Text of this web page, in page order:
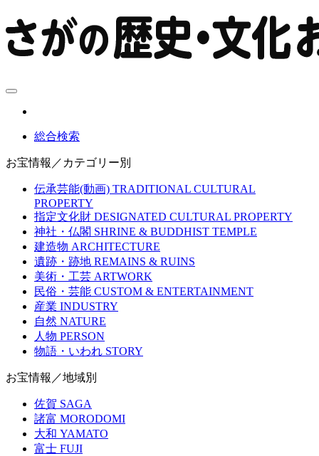
総合検索
お宝情報／カテゴリー別
伝承芸能(動画) TRADITIONAL CULTURAL
PROPERTY
指定文化財 DESIGNATED CULTURAL PROPERTY
神社・仏閣 SHRINE & BUDDHIST TEMPLE
建造物 ARCHITECTURE
遺跡・跡地 REMAINS & RUINS
美術・工芸 ARTWORK
民俗・芸能 CUSTOM & ENTERTAINMENT
産業 INDUSTRY
自然 NATURE
人物 PERSON
物語・いわれ STORY
お宝情報／地域別
佐賀 SAGA
諸富 MORODOMI
大和 YAMATO
富士 FUJI